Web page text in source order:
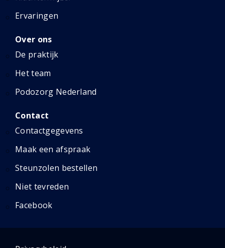
Ervaringen
Over ons
De praktijk
Het team
Podozorg Nederland
Contact
Contactgegevens
Maak een afspraak
Steunzolen bestellen
Niet tevreden
Facebook